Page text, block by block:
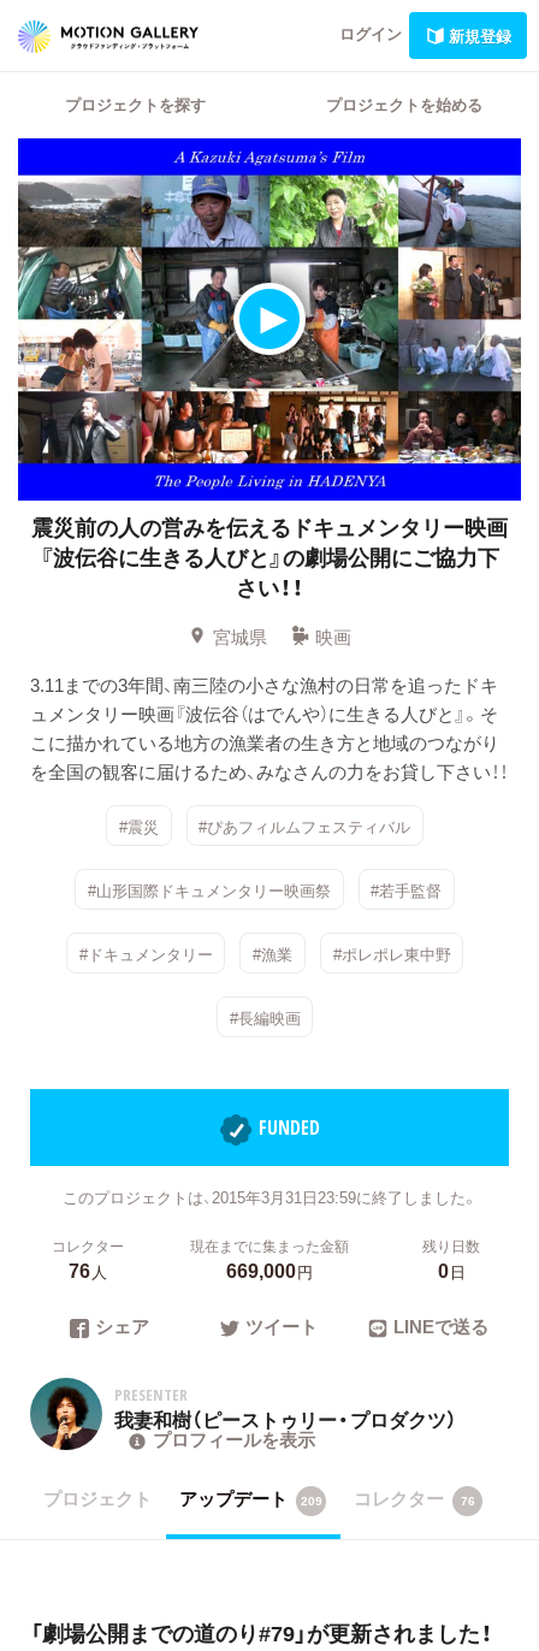
ログイン 新規登録
プロジェクトを探す プロジェクトを始める
震災前の人の営みを伝えるドキュメンタリー映画
『波伝谷に生きる人びと』の劇場公開にご協力下
さい！！
宮城県
映画
3.11までの3年間、南三陸の小さな漁村の日常を追ったドキ
ュメンタリー映画『波伝谷（はでんや）に生きる人びと』。そ
こに描かれている地方の漁業者の生き方と地域のつながり
を全国の観客に届けるため、みなさんの力をお貸し下さい！！
#震災 #ぴあフィルムフェスティバル
#山形国際ドキュメンタリー映画祭 #若手監督
#ドキュメンタリー #漁業 #ポレポレ東中野
#長編映画
FUNDED
このプロジェクトは、2015年3月31日23:59に終了しました。
コレクター
76人
現在までに集まった金額
669,000円
残り日数
0日
シェア ツイート LINEで送る
PRESENTER
我妻和樹（ピーストゥリー・プロダクツ）
プロフィールを表示
プロジェクト アップデート 209 コレクター 76
「劇場公開までの道のり#79」が更新されました！